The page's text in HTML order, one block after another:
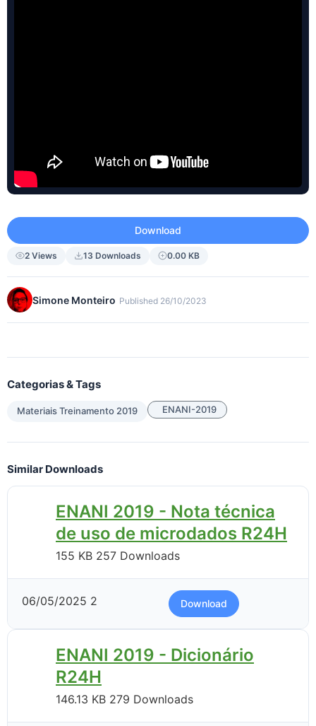
2 Views 13 Downloads 0.00 KB
Download
Simone Monteiro Published 26/10/2023
Categorias & Tags
Materiais Treinamento 2019 ENANI-2019
Similar Downloads
ENANI 2019 - Nota técnica
de uso de microdados R24H
155 KB 257 Downloads
06/05/2025 2 Download
ENANI 2019 - Dicionário
R24H
146.13 KB 279 Downloads